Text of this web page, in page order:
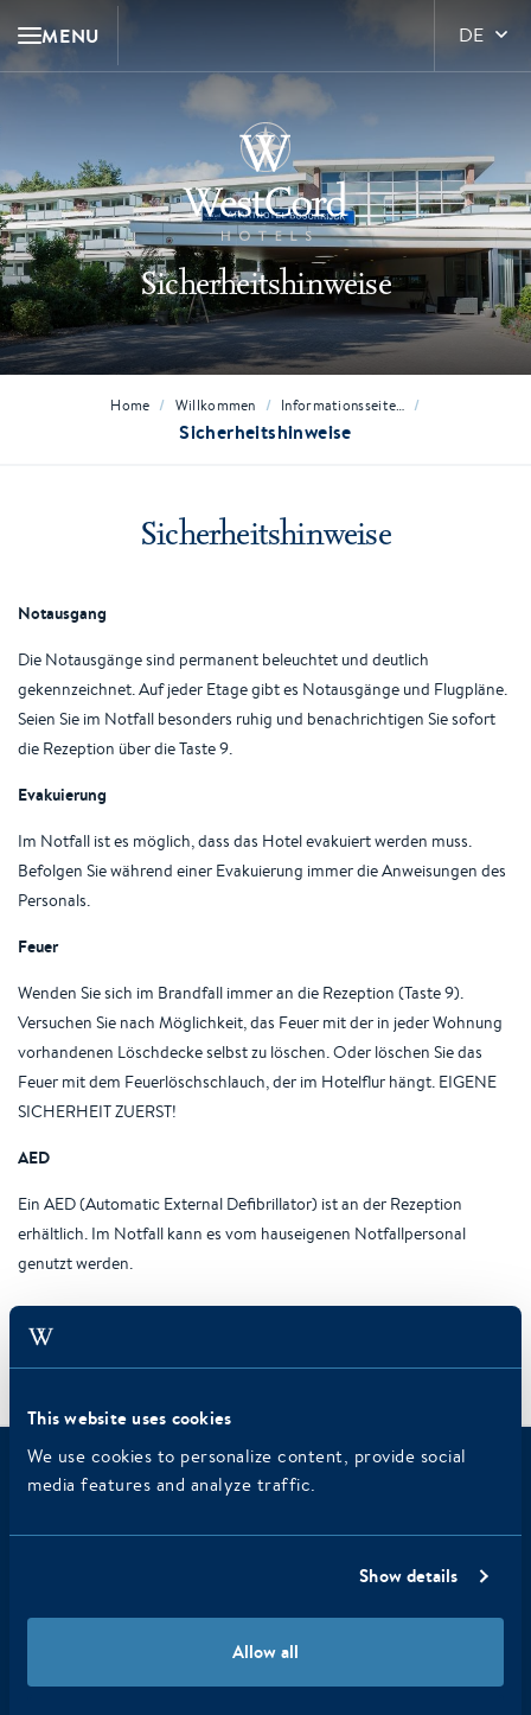
This website uses cookies
We use cookies to personalize content, provide social
media features and analyze traffic.
Show details
Allow all
MENU DE
Sicherheitshinweise
Home / Willkommen / Informationsseite… /
Sicherheitshinweise
Sicherheitshinweise
Notausgang
Die Notausgänge sind permanent beleuchtet und deutlich
gekennzeichnet. Auf jeder Etage gibt es Notausgänge und Flugpläne.
Seien Sie im Notfall besonders ruhig und benachrichtigen Sie sofort
die Rezeption über die Taste 9.
Evakuierung
Im Notfall ist es möglich, dass das Hotel evakuiert werden muss.
Befolgen Sie während einer Evakuierung immer die Anweisungen des
Personals.
Feuer
Wenden Sie sich im Brandfall immer an die Rezeption (Taste 9).
Versuchen Sie nach Möglichkeit, das Feuer mit der in jeder Wohnung
vorhandenen Löschdecke selbst zu löschen. Oder löschen Sie das
Feuer mit dem Feuerlöschschlauch, der im Hotelflur hängt. EIGENE
SICHERHEIT ZUERST!
AED
Ein AED (Automatic External Defibrillator) ist an der Rezeption
erhältlich. Im Notfall kann es vom hauseigenen Notfallpersonal
genutzt werden.
Home / Willkommen / Informationsseite… /
Haben Sie sich bereits für den
Newsletter registriert?
Verpassen Sie keine wichtigen Nachrichten von WestCord
Hotels: Erhalten Sie als Erster die besten Tipps, Angebote